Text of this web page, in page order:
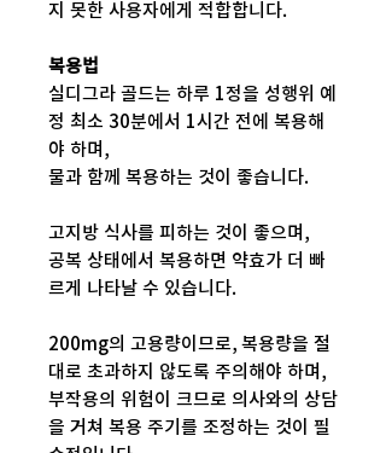
지 못한 사용자에게 적합합니다.
복용법
실디그라 골드는 하루 1정을 성행위 예
정 최소 30분에서 1시간 전에 복용해
야 하며,
물과 함께 복용하는 것이 좋습니다.
고지방 식사를 피하는 것이 좋으며,
공복 상태에서 복용하면 약효가 더 빠
르게 나타날 수 있습니다.
200mg의 고용량이므로, 복용량을 절
대로 초과하지 않도록 주의해야 하며,
부작용의 위험이 크므로 의사와의 상담
을 거쳐 복용 주기를 조정하는 것이 필